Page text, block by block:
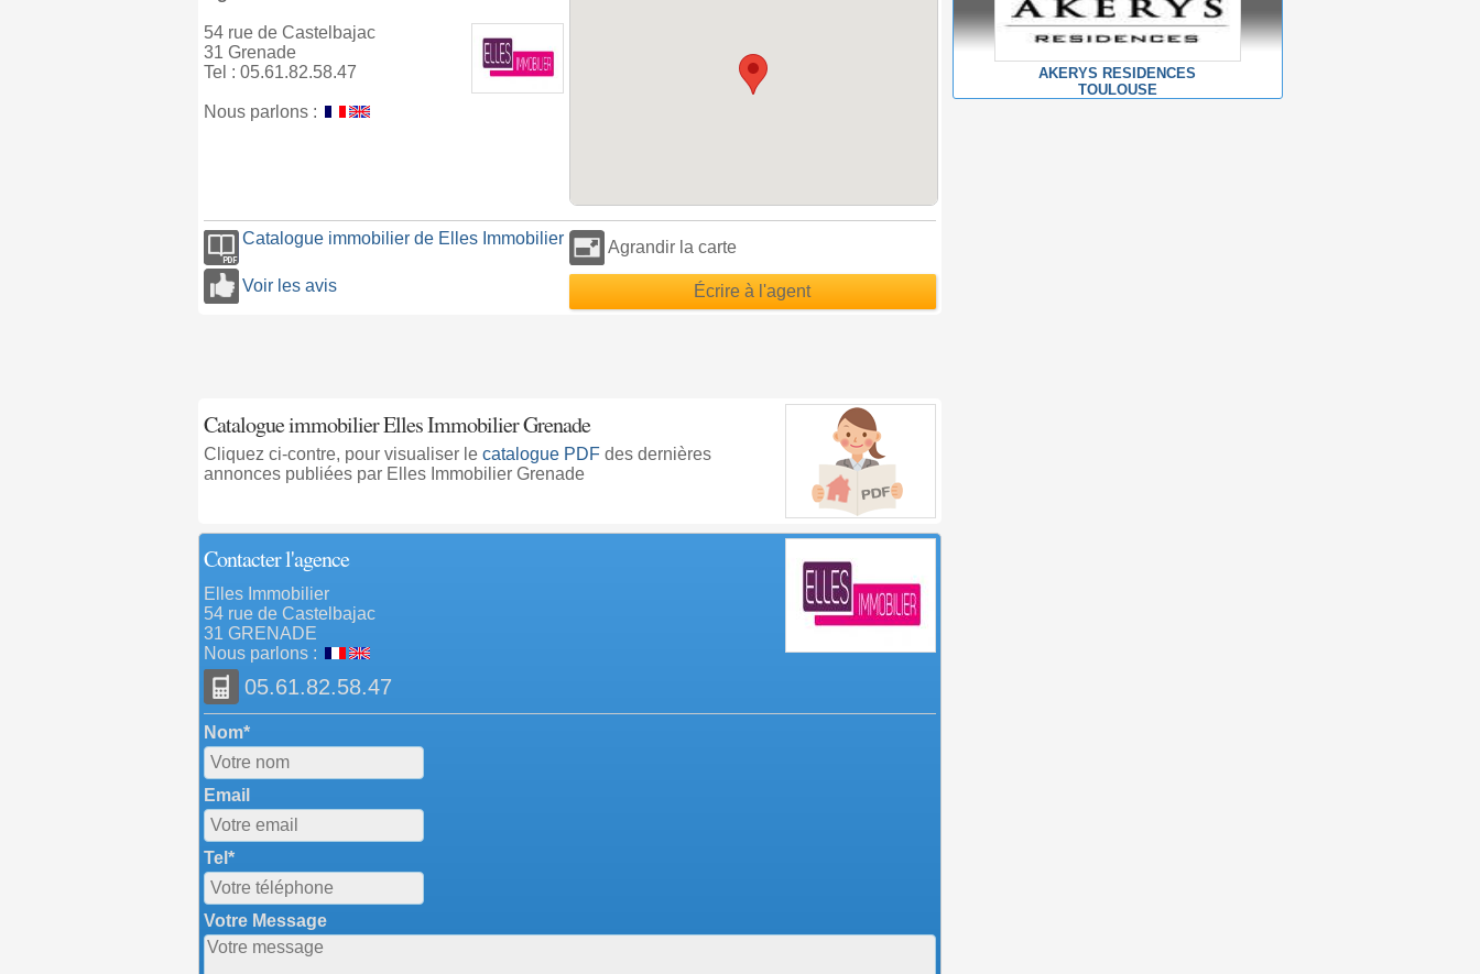
54 rue de Castelbajac
31 Grenade
Tel : 05.61.82.58.47
Nous parlons :
Catalogue immobilier de Elles Immobilier
Voir les avis
Agrandir la carte
Écrire à l'agent
Catalogue immobilier Elles Immobilier Grenade
Cliquez ci-contre, pour visualiser le catalogue PDFdes dernières
annonces publiées par Elles Immobilier Grenade
Contacter l'agence
Elles Immobilier
54 rue de Castelbajac
31 GRENADE
Nous parlons :
05.61.82.58.47
Nom*
Email
Tel*
Votre Message
AKERYS RESIDENCES
TOULOUSE